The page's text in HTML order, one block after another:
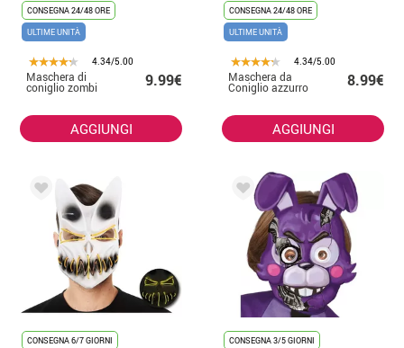
CONSEGNA 24/48 ORE
ULTIME UNITÀ
4.34/5.00
Maschera di
coniglio zombi 9.99€
AGGIUNGI
CONSEGNA 24/48 ORE
ULTIME UNITÀ
4.34/5.00
Maschera da
Coniglio azzurro 8.99€
AGGIUNGI
CONSEGNA 6/7 GIORNI CONSEGNA 3/5 GIORNI